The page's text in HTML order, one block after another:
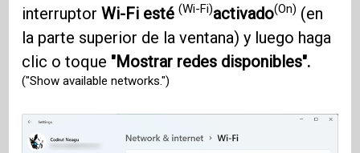
interruptorWi-Fi esté(Wi-Fi)activado(On) (en
la parte superior de la ventana) y luego haga
clic o toque "Mostrar redes disponibles".
("Show available networks.")